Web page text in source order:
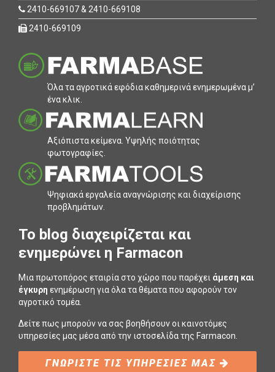
2410-669107 & 2410-669108
2410-669109
Όλα τα αγροτικά εφόδια καθηµερινά ενηµερωµένα µ’
ένα κλικ.
Αξιόπιστα κείµενα. Υψηλής ποιότητας
φωτογραφίες.
Ψηφιακά εργαλεία αναγνώρισης και διαχείρισης
προβληµάτων.
To blog διαχειρίζεται και
ενημερώνει η Farmacon
Μια πρωτοπόρος εταιρία στο χώρο που παρέχει άμεση και
έγκυρη ενημέρωση για όλα τα θέματα που αφορούν τον
αγροτικό τομέα.
Δείτε πως μπορούν να σας βοηθήσουν οι καινοτόμες
υπηρεσίες μας μέσα από την ιστοσελίδα της Farmacon.
ΓΝΩΡΙΣΤΕ ΤΙΣ ΥΠΗΡΕΣΙΕΣ ΜΑΣ